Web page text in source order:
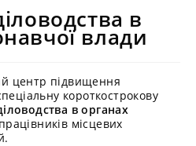
в
влади
центр підвищення
короткострокову
в органах
місцевих